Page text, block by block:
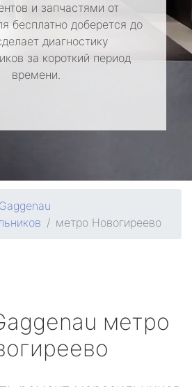
и запчастями от
бесплатно доберется до
диагностику
за короткий период
времени.
метро Новогиреево
метро